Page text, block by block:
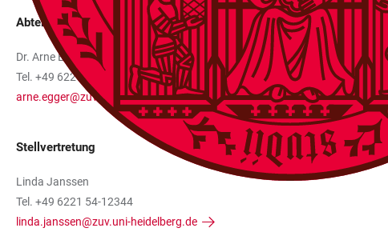
Abteilungsleitung
Dr. Arne Egger
Tel. +49 6221 54-12340
arne.egger@zuv.uni-heidelberg.de
Stellvertretung
Linda Janssen
Tel. +49 6221 54-12344
linda.janssen@zuv.uni-heidelberg.de